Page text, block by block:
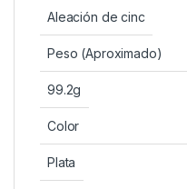
Aleación de cinc
Peso (Aproximado)
99.2g
Color
Plata